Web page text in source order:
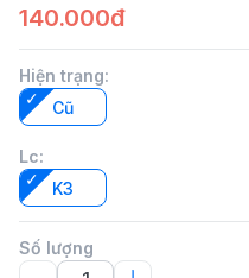
140.000đ
Hiện trạng:
Cũ
Lc:
K3
Số lượng